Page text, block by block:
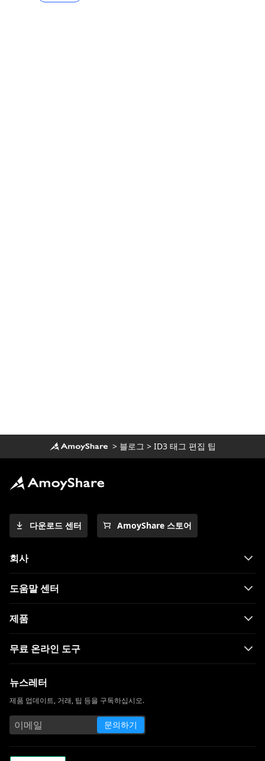
> 블로그 > ID3 태그 편집 팁
다운로드 센터 AmoyShare 스토어
회사
도움말 센터
제품
무료 온라인 도구
뉴스레터
제품 업데이트, 거래, 팁 등을 구독하십시오.
문의하기